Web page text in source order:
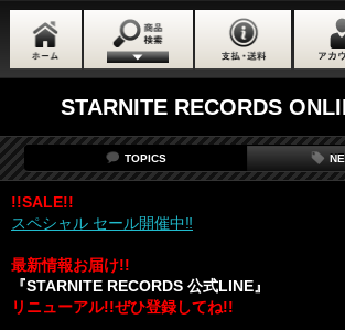
STARNITE RECORDS
TOPICS
!!SALE!!
スペシャル セール開催中‼
最新情報お届け!!
『STARNITE RECORDS 公式LINE』
リニューアル!!ぜひ登録してね!!